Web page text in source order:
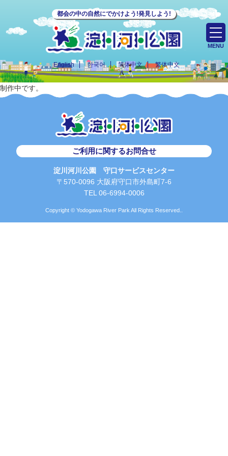
都会の中の自然にでかけよう!発見しよう!
English 한국어 简体中文 繁体中文
MENU
制作中です。
ご利用に関するお問合せ
淀川河川公園 守口サービスセンター
〒570-0096 大阪府守口市外島町7-6
TEL 06-6994-0006
Copyright © Yodogawa River Park All Rights Reserved..